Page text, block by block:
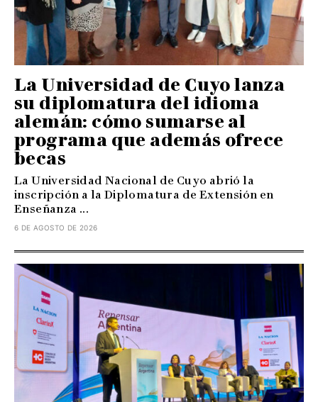
La Universidad de Cuyo lanza
su diplomatura del idioma
alemán: cómo sumarse al
programa que además ofrece
becas
La Universidad Nacional de Cuyo abrió la
inscripción a la Diplomatura de Extensión en
Enseñanza ...
6 DE AGOSTO DE 2026